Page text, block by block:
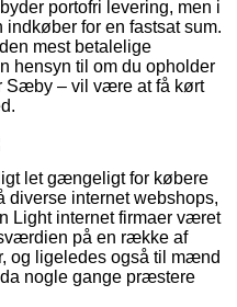
portofri levering, men i
for en fastsat sum.
mest betalelige
hensyn til om du opholder
Sæby – vil være at få kørt
let gængeligt for købere
diverse internet webshops,
Light internet firmaer været
på en række af
og ligeledes også til mænd
nogle gange præstere